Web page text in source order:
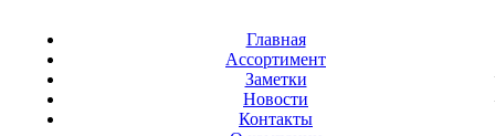
Главная
Ассортимент
Заметки
Новости
Контакты